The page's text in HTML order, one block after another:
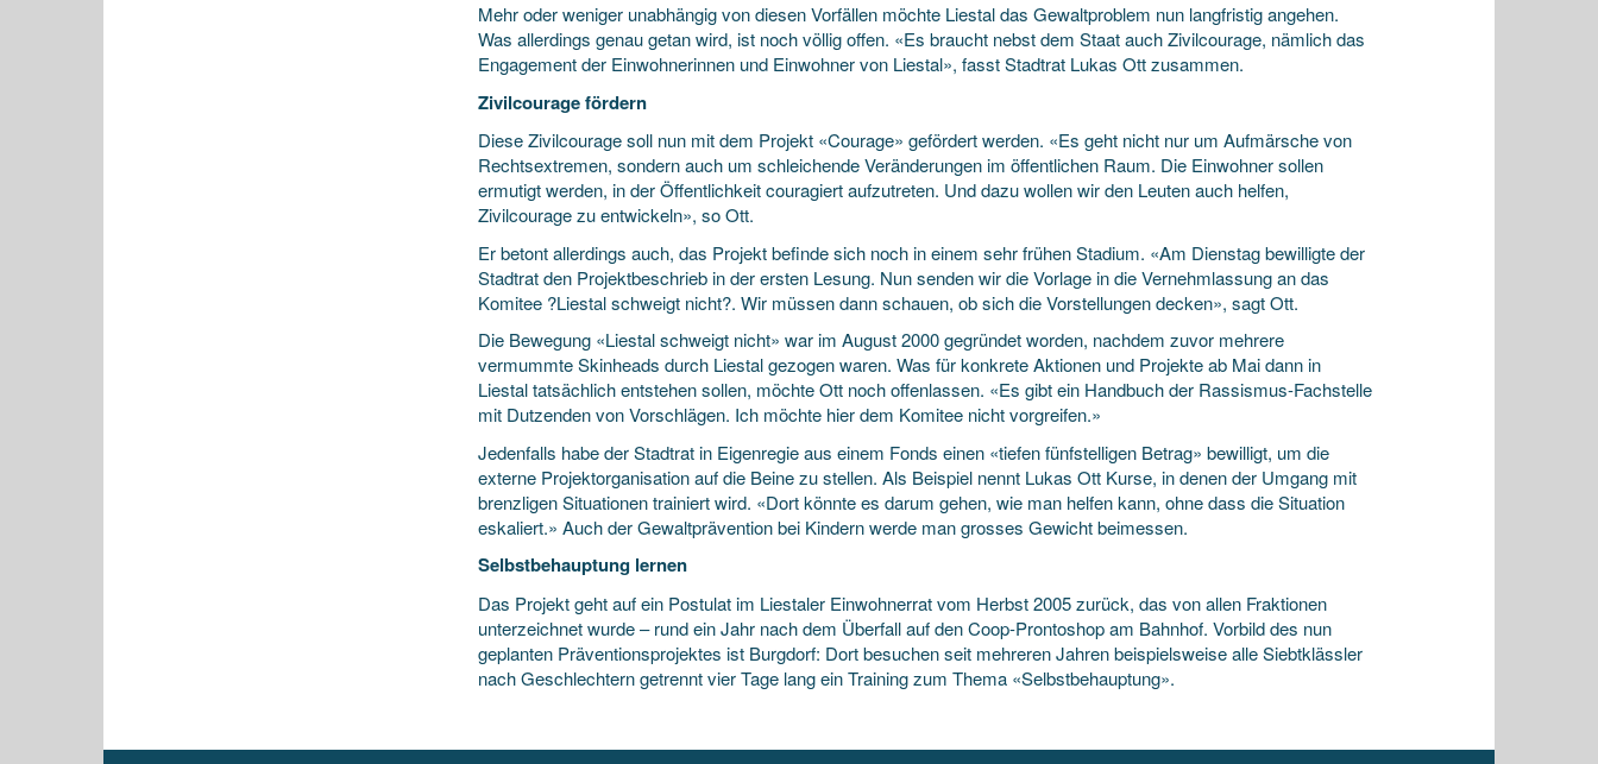
Mehr oder weniger unabhängig von diesen Vorfällen möchte Liestal das Gewaltproblem nun langfristig angehen.
Was allerdings genau getan wird, ist noch völlig offen. «Es braucht nebst dem Staat auch Zivilcourage, nämlich das
Engagement der Einwohnerinnen und Einwohner von Liestal», fasst Stadtrat Lukas Ott zusammen.
Zivilcourage fördern
Diese Zivilcourage soll nun mit dem Projekt «Courage» gefördert werden. «Es geht nicht nur um Aufmärsche von
Rechtsextremen, sondern auch um schleichende Veränderungen im öffentlichen Raum. Die Einwohner sollen
ermutigt werden, in der Öffentlichkeit couragiert aufzutreten. Und dazu wollen wir den Leuten auch helfen,
Zivilcourage zu entwickeln», so Ott.
Er betont allerdings auch, das Projekt befinde sich noch in einem sehr frühen Stadium. «Am Dienstag bewilligte der
Stadtrat den Projektbeschrieb in der ersten Lesung. Nun senden wir die Vorlage in die Vernehmlassung an das
Komitee ?Liestal schweigt nicht?. Wir müssen dann schauen, ob sich die Vorstellungen decken», sagt Ott.
Die Bewegung «Liestal schweigt nicht» war im August 2000 gegründet worden, nachdem zuvor mehrere
vermummte Skinheads durch Liestal gezogen waren. Was für konkrete Aktionen und Projekte ab Mai dann in
Liestal tatsächlich entstehen sollen, möchte Ott noch offenlassen. «Es gibt ein Handbuch der Rassismus-Fachstelle
mit Dutzenden von Vorschlägen. Ich möchte hier dem Komitee nicht vorgreifen.»
Jedenfalls habe der Stadtrat in Eigenregie aus einem Fonds einen «tiefen fünfstelligen Betrag» bewilligt, um die
externe Projektorganisation auf die Beine zu stellen. Als Beispiel nennt Lukas Ott Kurse, in denen der Umgang mit
brenzligen Situationen trainiert wird. «Dort könnte es darum gehen, wie man helfen kann, ohne dass die Situation
eskaliert.» Auch der Gewaltprävention bei Kindern werde man grosses Gewicht beimessen.
Selbstbehauptung lernen
Das Projekt geht auf ein Postulat im Liestaler Einwohnerrat vom Herbst 2005 zurück, das von allen Fraktionen
unterzeichnet wurde – rund ein Jahr nach dem Überfall auf den Coop-Prontoshop am Bahnhof. Vorbild des nun
geplanten Präventionsprojektes ist Burgdorf: Dort besuchen seit mehreren Jahren beispielsweise alle Siebtklässler
nach Geschlechtern getrennt vier Tage lang ein Training zum Thema «Selbstbehauptung».